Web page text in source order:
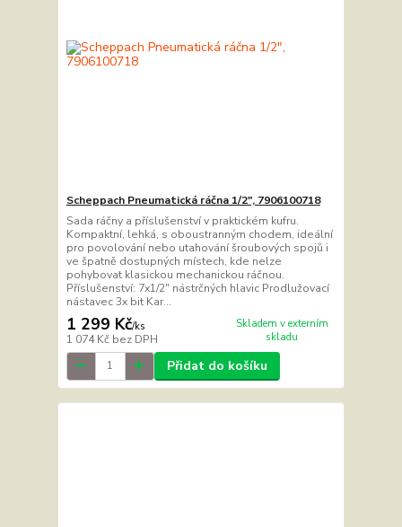
Scheppach Pneumatická ráčna 1/2", 7906100718
Sada ráčny a příslušenství v praktickém kufru.
Kompaktní, lehká, s oboustranným chodem, ideální
pro povolování nebo utahování šroubových spojů i
ve špatně dostupných místech, kde nelze
pohybovat klasickou mechanickou ráčnou.
Příslušenství: 7x1/2" nástrčných hlavic Prodlužovací
nástavec 3x bit Kar...
1 299 Kč/ks
1 074 Kč bez DPH
Skladem v externím
skladu
Přidat do košíku